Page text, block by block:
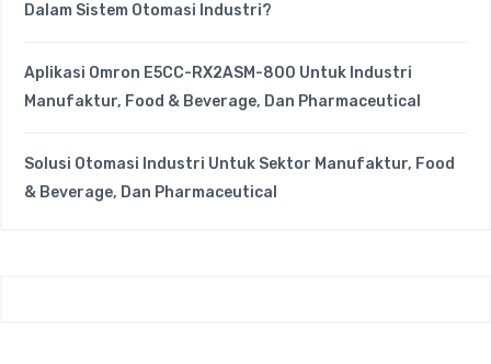
Dalam Sistem Otomasi Industri?
Aplikasi Omron E5CC-RX2ASM-800 Untuk Industri
Manufaktur, Food & Beverage, Dan Pharmaceutical
Solusi Otomasi Industri Untuk Sektor Manufaktur, Food
& Beverage, Dan Pharmaceutical